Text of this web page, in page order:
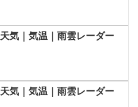
気｜気温｜雨雲レーダー
気｜気温｜雨雲レーダー